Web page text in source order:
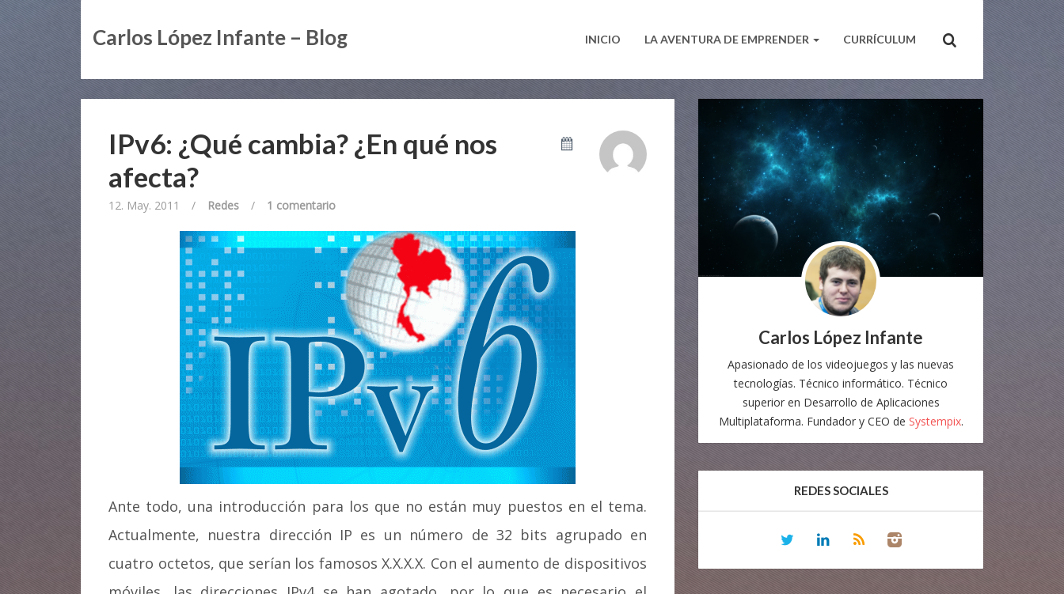
Carlos López Infante – Blog INICIO LA AVENTURA DE EMPRENDER CURRÍCULUM
IPv6: ¿Qué cambia? ¿En qué nos
afecta?
12. May. 2011 / Redes / 1 comentario
Ante todo, una introducción para los que no están muy puestos en el tema.
Actualmente, nuestra dirección IP es un número de 32 bits agrupado en
cuatro octetos, que serían los famosos X.X.X.X. Con el aumento de dispositivos
Carlos López Infante
Apasionado de los videojuegos y las nuevas
tecnologías. Técnico informático. Técnico
superior en Desarrollo de Aplicaciones
Multiplataforma. Fundador y CEO de Systempix.
REDES SOCIALES